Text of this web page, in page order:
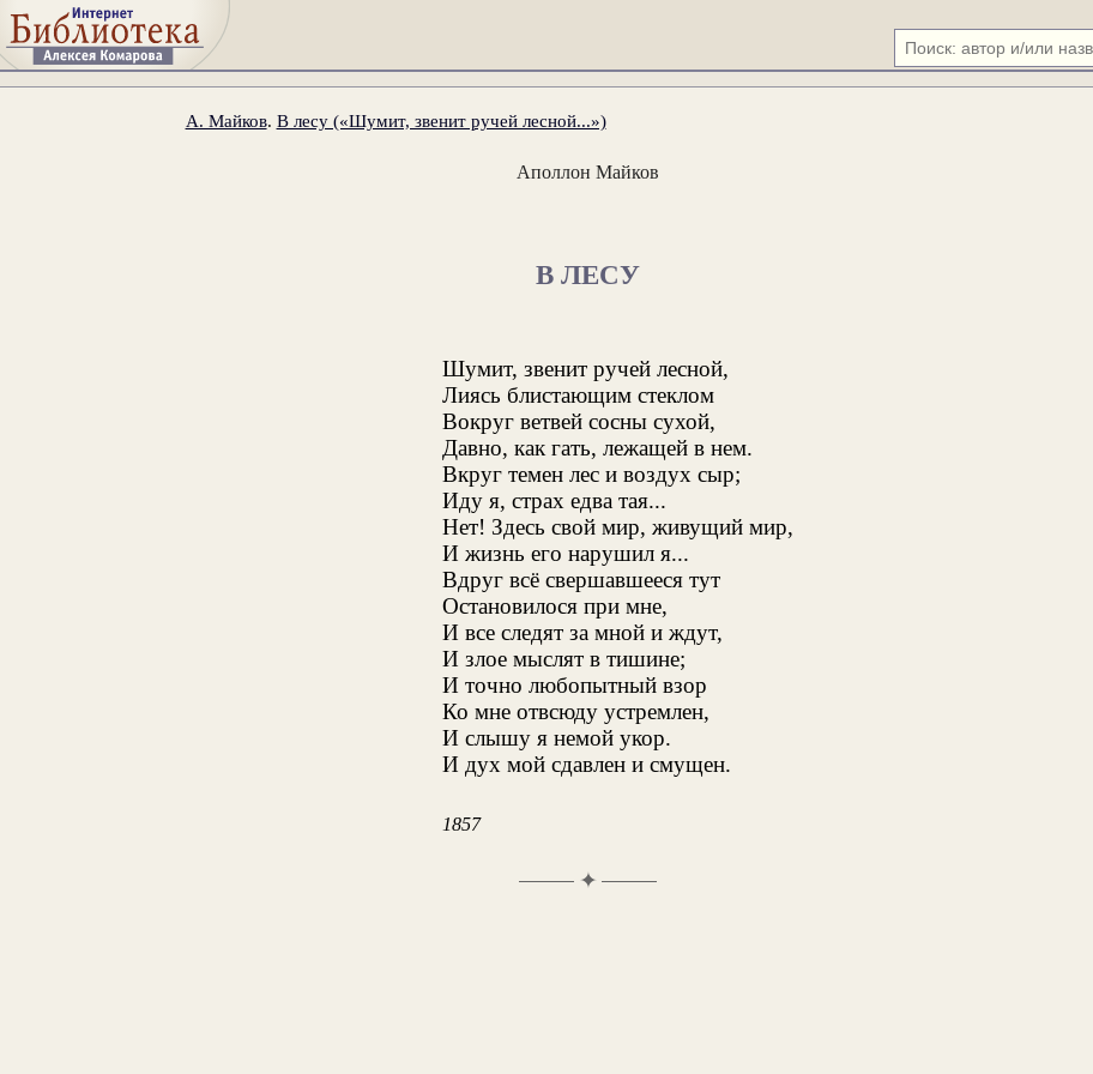
А. Майков. В лесу («Шумит, звенит ручей лесной...»)
Аполлон Майков
В ЛЕСУ
Шумит, звенит ручей лесной,
Лиясь блистающим стеклом
Вокруг ветвей сосны сухой,
Давно, как гать, лежащей в нем.
Вкруг темен лес и воздух сыр;
Иду я, страх едва тая...
Нет! Здесь свой мир, живущий мир,
И жизнь его нарушил я...
Вдруг всё свершавшееся тут
Остановилося при мне,
И все следят за мной и ждут,
И злое мыслят в тишине;
И точно любопытный взор
Ко мне отвсюду устремлен,
И слышу я немой укор.
И дух мой сдавлен и смущен.
1857
✦